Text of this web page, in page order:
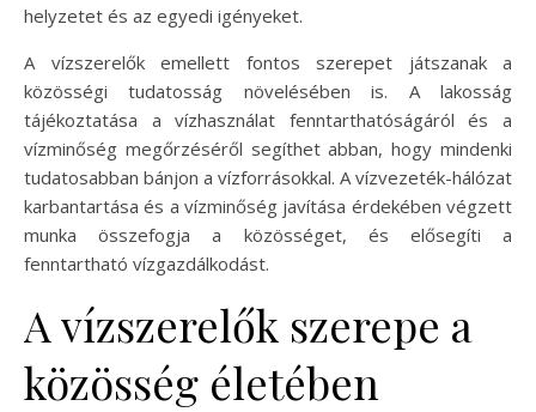
helyzetet és az egyedi igényeket.
A vízszerelők emellett fontos szerepet játszanak a
közösségi tudatosság növelésében is. A lakosság
tájékoztatása a vízhasználat fenntarthatóságáról és a
vízminőség megőrzéséről segíthet abban, hogy mindenki
tudatosabban bánjon a vízforrásokkal. A vízvezeték-hálózat
karbantartása és a vízminőség javítása érdekében végzett
munka összefogja a közösséget, és elősegíti a
fenntartható vízgazdálkodást.
A vízszerelők szerepe a
közösség életében